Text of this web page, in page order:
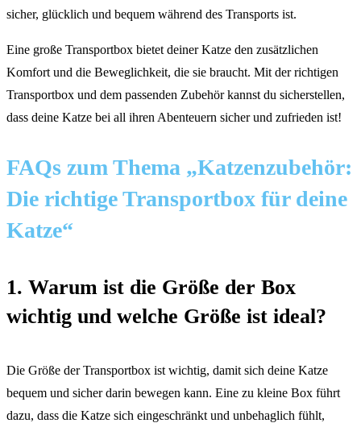
sicher, glücklich und bequem während des Transports ist.
Eine große Transportbox bietet deiner Katze den zusätzlichen
Komfort und die Beweglichkeit, die sie braucht. Mit der richtigen
Transportbox und dem passenden Zubehör kannst du sicherstellen,
dass deine Katze bei all ihren Abenteuern sicher und zufrieden ist!
FAQs zum Thema „Katzenzubehör:
Die richtige Transportbox für deine
Katze“
1. Warum ist die Größe der Box
wichtig und welche Größe ist ideal?
Die Größe der Transportbox ist wichtig, damit sich deine Katze
bequem und sicher darin bewegen kann. Eine zu kleine Box führt
dazu, dass die Katze sich eingeschränkt und unbehaglich fühlt,